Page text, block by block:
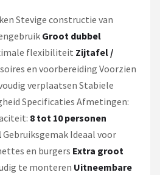
Stevige constructie van
Groot dubbel
flexibiliteit Zijtafel /
en voorbereiding Voorzien
verplaatsen Stabiele
Specificaties Afmetingen:
8 tot 10 personen
Gebruiksgemak Ideaal voor
en burgers Extra groot
te monteren Uitneembare